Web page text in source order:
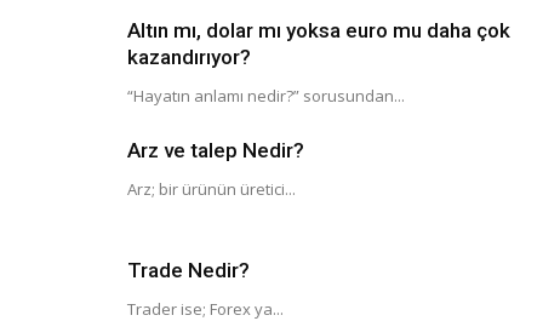
Altın mı, dolar mı yoksa euro mu daha çok
kazandırıyor?
“Hayatın anlamı nedir?” sorusundan...
Arz ve talep Nedir?
Arz; bir ürünün üretici...
Trade Nedir?
Trader ise; Forex ya...